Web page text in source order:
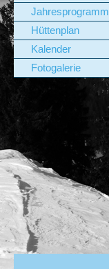
Jahresprogramm
Hüttenplan
Kalender
Fotogalerie